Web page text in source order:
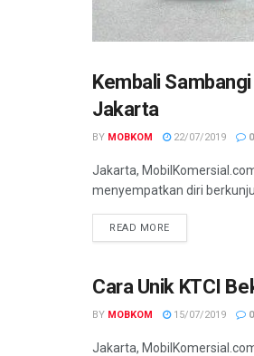
KOMUNITAS
Kembali
Jakarta
BY MOBKOM 22/07/2019 0
Jakarta,
menyempatkan diri
READ MORE
KOMUNITAS
Cara Unik KTCI
BY MOBKOM 15/07/2019 0
Jakarta,